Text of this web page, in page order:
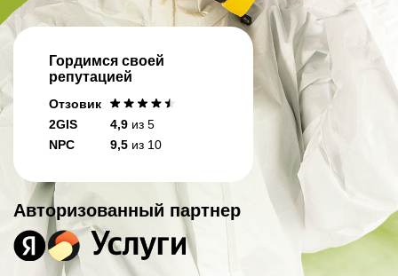
Гордимся своей
репутацией
Отзовик
2GIS
4,9 из 5
NPC
9,5 из 10
Авторизованный партнер